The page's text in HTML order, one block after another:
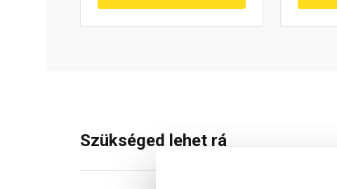
Szükséged lehet rá